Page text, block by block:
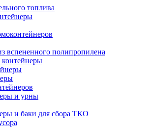
топлива
вспененного полипропилена
и урны
и баки для сбора ТКО